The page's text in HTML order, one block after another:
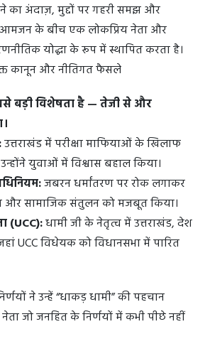
का अंदाज़, मुद्दों पर गहरी समझ और
आमजन के बीच एक लोकप्रिय नेता और
योद्धा के रूप में स्थापित करता है।
कानून और नीतिगत फैसले
बड़ी विशेषता है — तेजी से और
उत्तराखंड में परीक्षा माफियाओं के खिलाफ
युवाओं में विश्वास बहाल किया।
जबरन धर्मांतरण पर रोक लगाकर
और सामाजिक संतुलन को मजबूत किया।
(UCC):धामी जी के नेतृत्व में उत्तराखंड, देश
UCC विधेयक को विधानसभा में पारित
ने उन्हें “धाकड़ धामी” की पहचान
जो जनहित के निर्णयों में कभी पीछे नहीं